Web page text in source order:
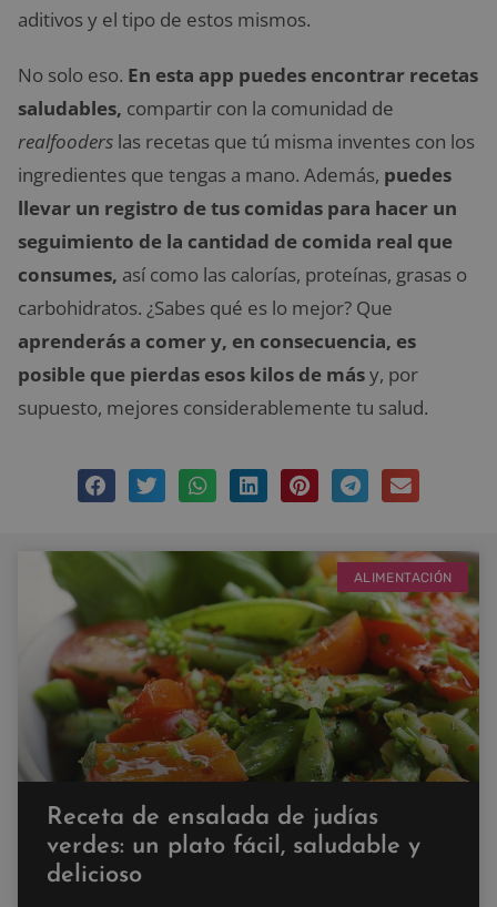
aditivos y el tipo de estos mismos.
No solo eso. En esta app puedes encontrar recetas
saludables, compartir con la comunidad de
realfooders las recetas que tú misma inventes con los
ingredientes que tengas a mano. Además, puedes
llevar un registro de tus comidas para hacer un
seguimiento de la cantidad de comida real que
consumes, así como las calorías, proteínas, grasas o
carbohidratos. ¿Sabes qué es lo mejor? Que
aprenderás a comer y, en consecuencia, es
posible que pierdas esos kilos de másy, por
supuesto, mejores considerablemente tu salud.
ALIMENTACIÓN
Receta de ensalada de judías
verdes: un plato fácil, saludable y
delicioso